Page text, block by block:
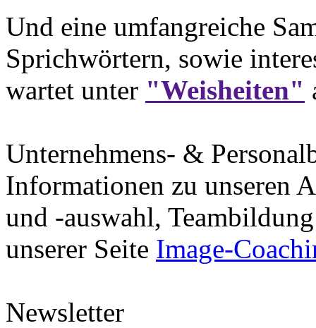
Und eine umfangreiche
Sprichwörtern, sowie
wartet unter "Weisheiten"
Unternehmens- &
Informationen zu unseren
und -auswahl,
unserer Seite Image-
Newsletter